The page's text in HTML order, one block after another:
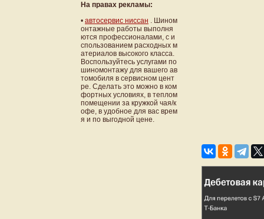
На правах рекламы:
• автосервис ниссан . Шином
онтажные работы выполня
ются профессионалами, с и
спользованием расходных м
атериалов высокого класса.
Воспользуйтесь услугами по
шиномонтажу для вашего ав
томобиля в сервисном цент
ре. Сделать это можно в ком
фортных условиях, в теплом
помещении за кружкой чая/к
офе, в удобное для вас врем
я и по выгодной цене.